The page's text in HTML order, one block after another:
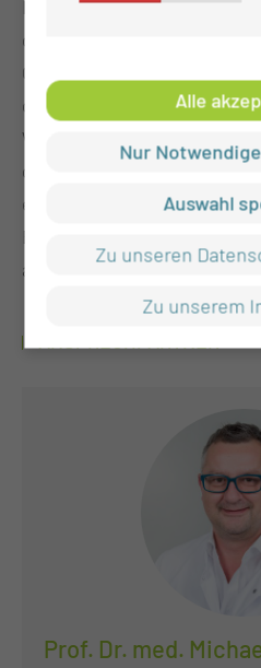
Im Anschluss an die
die Möglichkeit die
Operationen“ zu erwerben.
die volle
Weiterbildung wird seitens
gewährte
externe Fortbildungen
Bei Fragen zur
an das Sekretariat der
Prof. Dr. med.
Alle
Nur
Auswahl
Zu unseren
Zu unserem